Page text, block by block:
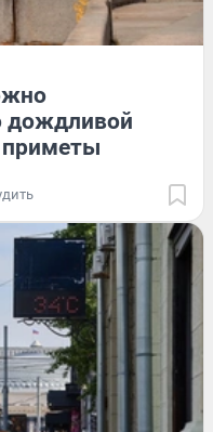
дождливой